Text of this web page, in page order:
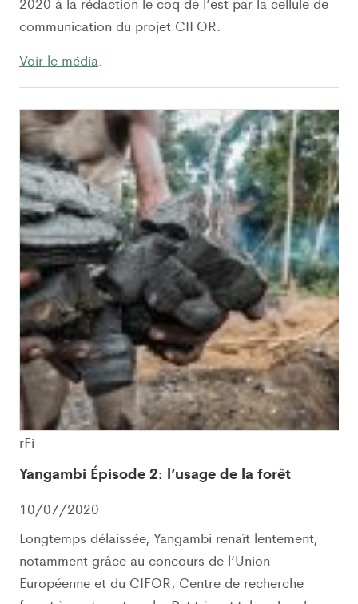
communication du projet CIFOR.
Voir le média.
rFi
Yangambi Épisode 2: l’usage de la forêt
10/07/2020
Longtemps délaissée, Yangambi renaît lentement,
notamment grâce au concours de l’Union
Européenne et du CIFOR, Centre de recherche